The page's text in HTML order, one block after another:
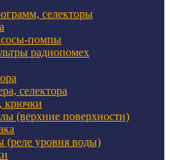
селекторы
помпы
радиопомех
селектора
крючки
(верхние поверхности)
(реле уровня воды)